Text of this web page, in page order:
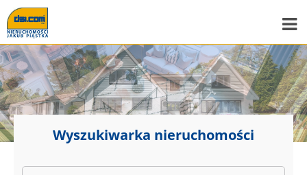
Wyszukiwarka nieruchomości